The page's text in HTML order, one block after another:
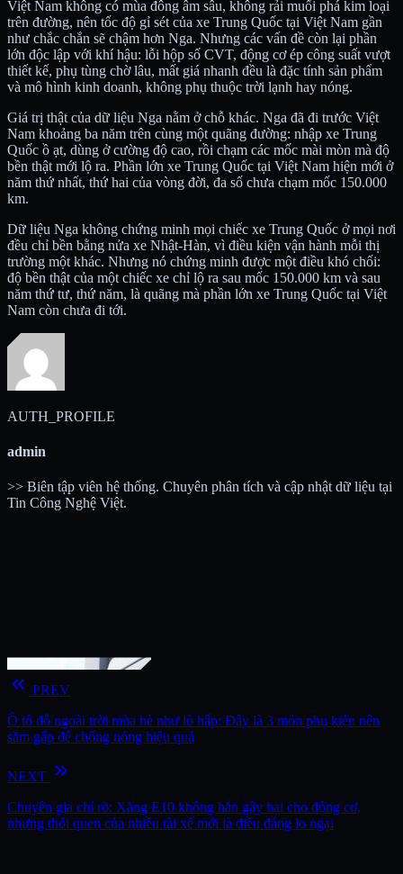
Việt Nam không có mùa đông âm sâu, không rải muối phá kim loại
trên đường, nên tốc độ gỉ sét của xe Trung Quốc tại Việt Nam gần
như chắc chắn sẽ chậm hơn Nga. Nhưng các vấn đề còn lại phần
lớn độc lập với khí hậu: lỗi hộp số CVT, động cơ ép công suất vượt
thiết kế, phụ tùng chờ lâu, mất giá nhanh đều là đặc tính sản phẩm
và mô hình kinh doanh, không phụ thuộc trời lạnh hay nóng.
Giá trị thật của dữ liệu Nga nằm ở chỗ khác. Nga đã đi trước Việt
Nam khoảng ba năm trên cùng một quãng đường: nhập xe Trung
Quốc ồ ạt, dùng ở cường độ cao, rồi chạm các mốc mài mòn mà độ
bền thật mới lộ ra. Phần lớn xe Trung Quốc tại Việt Nam hiện mới ở
năm thứ nhất, thứ hai của vòng đời, đa số chưa chạm mốc 150.000
km.
Dữ liệu Nga không chứng minh mọi chiếc xe Trung Quốc ở mọi nơi
đều chỉ bền bằng nửa xe Nhật-Hàn, vì điều kiện vận hành mỗi thị
trường một khác. Nhưng nó chứng minh được một điều khó chối:
độ bền thật của một chiếc xe chỉ lộ ra sau mốc 150.000 km và sau
năm thứ tư, thứ năm, là quãng mà phần lớn xe Trung Quốc tại Việt
Nam còn chưa đi tới.
AUTH_PROFILE
admin
>> Biên tập viên hệ thống. Chuyên phân tích và cập nhật dữ liệu tại
Tin Công Nghệ Việt.
keyboard_double_arrow_left PREV
Ô tô đỗ ngoài trời mùa hè như lò hấp: Đây là 3 món phụ kiện nên
sắm gấp để chống nóng hiệu quả
NEXT keyboard_double_arrow_right
Chuyên gia chỉ rõ: Xăng E10 không hẳn gây hại cho động cơ,
nhưng thói quen của nhiều tài xế mới là điều đáng lo ngại